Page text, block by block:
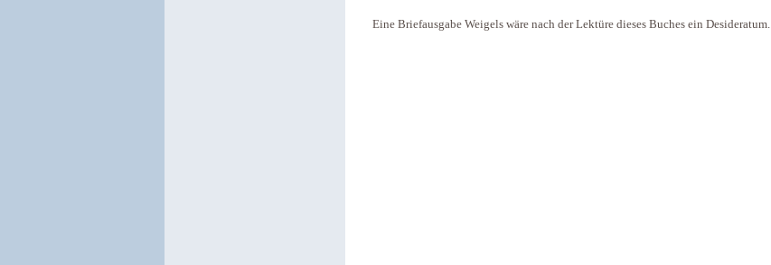
Eine Briefausgabe Weigels wäre nach der Lektüre dieses Buches ein Desideratum.